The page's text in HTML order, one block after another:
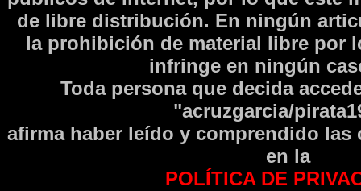
de libre distribución. En ningún
la prohibición de material libre por
infringe en ningún
Toda persona que decida
"acruzgarcia/
afirma haber leí­do y comprendido las
en la
POLÍTICA DE